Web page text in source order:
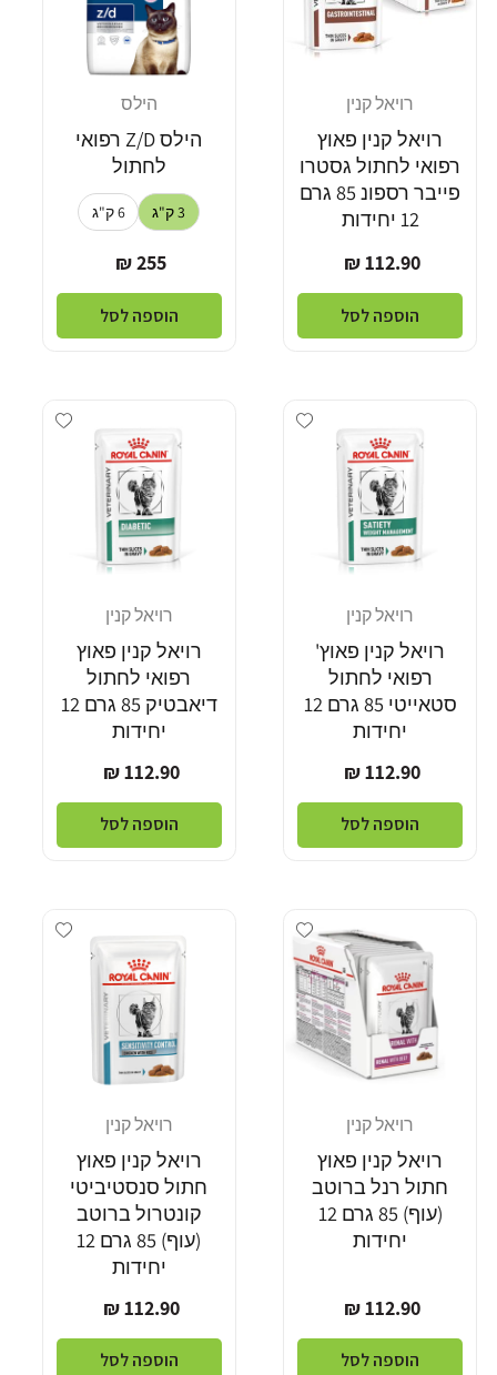
רויאל קנין
רויאל קנין פאוץ
רפואי לחתול גסטרו
פייבר רספונ 85 גרם
12 יחידות
מחיר
112.90 ₪
הוספה לסל
הילס
הילס Z/D רפואי
לחתול
3 ק"ג 6 ק"ג
מחיר
255 ₪
הוספה לסל
Add wishlist
רויאל קנין
רויאל קנין פאוץ'
רפואי לחתול
סטאייטי 85 גרם 12
יחידות
מחיר
רגיל
112.90 ₪
הוספה לסל
wishlist
רויאל קנין
רויאל קנין פאוץ
רפואי לחתול
דיאבטיק 85 גרם 12
יחידות
מחיר
רגיל
112.90 ₪
הוספה לסל
Add wishlist
רויאל קנין
רויאל קנין פאוץ
חתול רנל ברוטב
(עוף) 85 גרם 12
יחידות
מחיר
רגיל
112.90 ₪
הוספה לסל
wishlist
רויאל קנין
רויאל קנין פאוץ
חתול סנסטיביטי
קונטרול ברוטב
(עוף) 85 גרם 12
יחידות
מחיר
רגיל
112.90 ₪
הוספה לסל